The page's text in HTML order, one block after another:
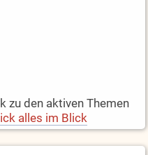
zu den aktiven Themen
alles im Blick